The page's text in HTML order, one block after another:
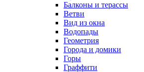
Балконы и терассы
Ветви
Вид из окна
Водопады
Геометрия
Города и домики
Горы
Граффити